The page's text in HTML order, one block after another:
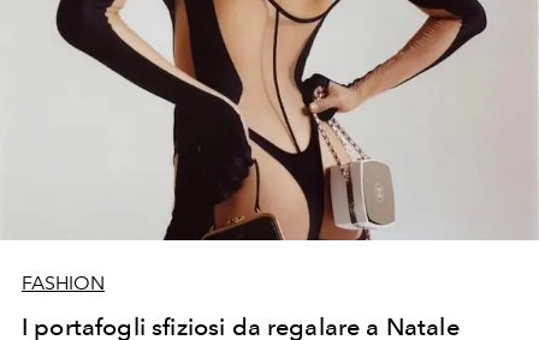
FASHION
I portafogli sfiziosi da regalare a Natale